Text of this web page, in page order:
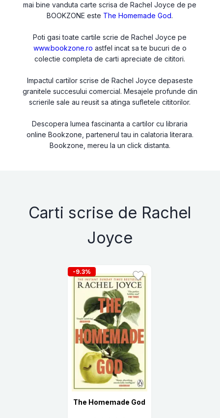
mai bine vanduta carte scrisa de Rachel Joyce de pe
BOOKZONE este The Homemade God.
Poti gasi toate cartile scrie de Rachel Joyce pe
www.bookzone.ro astfel incat sa te bucuri de o
colectie completa de carti apreciate de cititori.
Impactul cartilor scrise de Rachel Joyce depaseste
granitele succesului comercial. Mesajele profunde din
scrierile sale au reusit sa atinga sufletele cititorilor.
Descopera lumea fascinanta a cartilor cu libraria
online Bookzone, partenerul tau in calatoria literara.
Bookzone, mereu la un click distanta.
Carti scrise de Rachel
Joyce
-9.3%
The Homemade God